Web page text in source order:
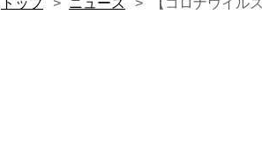
トップ ニュース 【コロナウイル